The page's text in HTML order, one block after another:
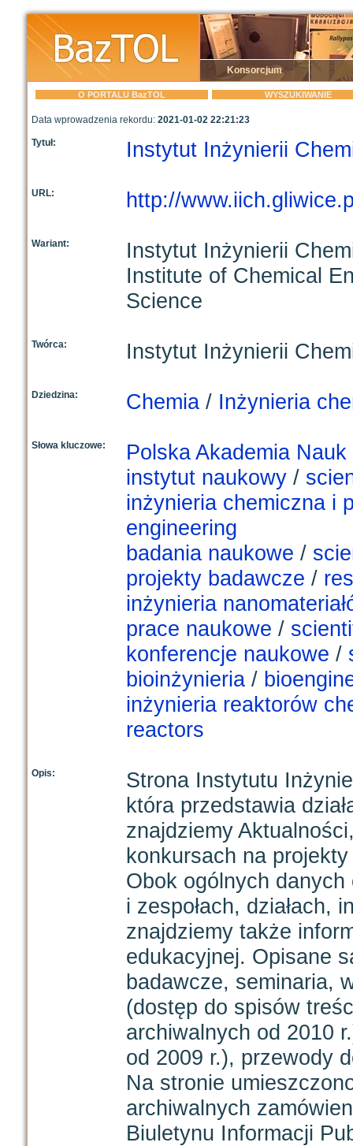
Konsorcjum
O PORTALU BazTOL WYSZUKIWANIE
Data wprowadzenia rekordu: 2021-01-02 22:21:23
Tytuł: Instytut Inżynierii
URL: http://
Wariant:
Instytut Inżynierii
Institute of Chemical
Science
Twórca: Instytut Inżynierii
Dziedzina: Chemia/ Inżynieria
Słowa kluczowe: Polska Akademia Nauk
instytut naukowy/
inżynieria chemiczna i
engineering
badania naukowe /
projekty badawcze /
inżynieria
prace naukowe /
konferencje naukowe /
bioinżynieria/
inżynieria reaktorów
reactors
Opis:
Strona Instytutu
która przedstawia
znajdziemy
konkursach na
Obok ogólnych
i zespołach, działach,
znajdziemy także
edukacyjnej. Opisane
badawcze, seminaria,
(dostęp do spisów
archiwalnych od 2010
od 2009 r.), przewody
Na stronie
archiwalnych
Biuletynu Informacji